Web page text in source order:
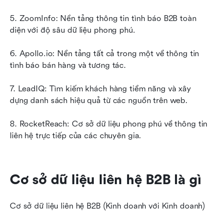
5. ZoomInfo: Nền tảng thông tin tình báo B2B toàn
diện với độ sâu dữ liệu phong phú.
6. Apollo.io: Nền tảng tất cả trong một về thông tin
tình báo bán hàng và tương tác.
7. LeadIQ: Tìm kiếm khách hàng tiềm năng và xây
dựng danh sách hiệu quả từ các nguồn trên web.
8. RocketReach: Cơ sở dữ liệu phong phú về thông tin
liên hệ trực tiếp của các chuyên gia.
Cơ sở dữ liệu liên hệ B2B là gì